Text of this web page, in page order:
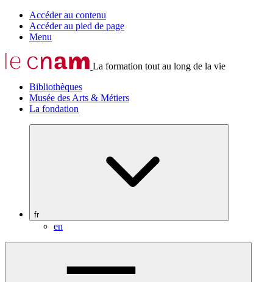
Accéder au contenu
Accéder au pied de page
Menu
La formation tout au long de la vie
Bibliothèques
Musée des Arts & Métiers
La fondation
fr
en